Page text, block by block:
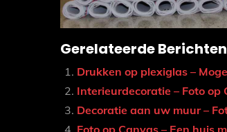
Gerelateerde
Drukken op plexiglas –
Interieurdecoratie – Foto op
Decoratie aan uw muur –